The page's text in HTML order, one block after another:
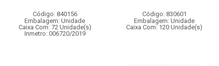
Código: 840156
Embalagem: Unidade
Caixa Com: 72 Unidade(s)
Inmetro: 006720/2019
Código: 830601
Embalagem: Unidade
Caixa Com: 120 Unidade(s)